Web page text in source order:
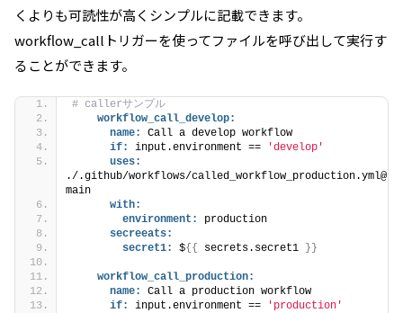
くよりも可読性が高くシンプルに記載できます。
workflow_callトリガーを使ってファイルを呼び出して実行す
ることができます。
# callerサンプル
workflow_call_develop:
name:
Call a develop workflow
if:
input.environment ==
'develop'
uses:
./.github/workflows/called_workflow_production.yml@
main
with:
environment:
production
secreeats:
secret1:
${ { secrets.secret1 } }
workflow_call_production:
name:
Call a production workflow
if:
input.environment ==
'production'